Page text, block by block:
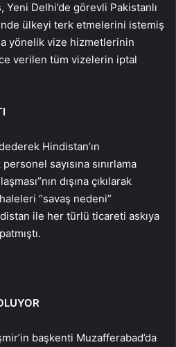
Yeni Delhi’de görevli Pakistanlı
ülkeyi terk etmelerini istemiş
yönelik vize hizmetlerinin
verilen tüm vizelerin iptal
Hindistan’ın
sayısına sınırlama
dışına çıkılarak
“savaş nedeni”
ile her türlü ticareti askıya
başkenti Muzafferabad’da